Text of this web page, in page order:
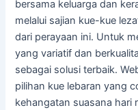
bersama keluarga dan
melalui sajian kue-kue
dari perayaan ini. Untuk
yang variatif dan
sebagai solusi terbaik.
pilihan kue lebaran yang
kehangatan suasana hari